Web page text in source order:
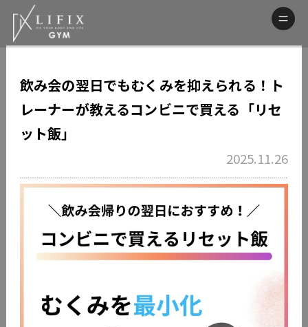
飲み会の翌日でもむくみを抑えられる！ト
レーナーが教えるコンビニで買える「リセ
ット飯」
2025.11.26